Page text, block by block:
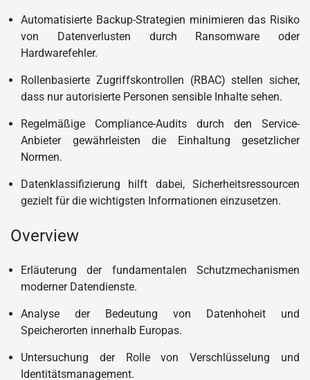
Automatisierte Backup-Strategien minimieren das Risiko
von Datenverlusten durch Ransomware oder
Hardwarefehler.
Rollenbasierte Zugriffskontrollen (RBAC) stellen sicher,
dass nur autorisierte Personen sensible Inhalte sehen.
Regelmäßige Compliance-Audits durch den Service-
Anbieter gewährleisten die Einhaltung gesetzlicher
Normen.
Datenklassifizierung hilft dabei, Sicherheitsressourcen
gezielt für die wichtigsten Informationen einzusetzen.
Overview
Erläuterung der fundamentalen Schutzmechanismen
moderner Datendienste.
Analyse der Bedeutung von Datenhoheit und
Speicherorten innerhalb Europas.
Untersuchung der Rolle von Verschlüsselung und
Identitätsmanagement.